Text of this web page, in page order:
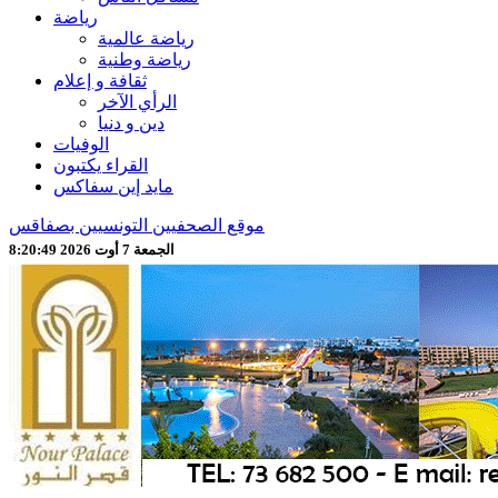
رياضة
رياضة عالمية
رياضة وطنية
ثقافة و إعلام
الرأي الآخر
دين و دنيا
الوفيات
القراء يكتبون
مايد إين سفاكس
موقع الصحفيين التونسيين بصفاقس
الجمعة 7 أوت 2026 8:20:51